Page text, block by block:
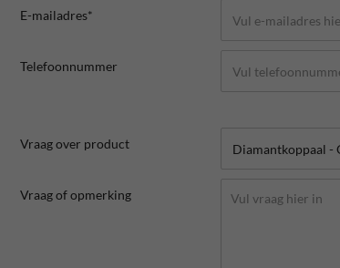
E-mailadres*
Telefoonnummer
Vraag over product
Vraag of opmerking